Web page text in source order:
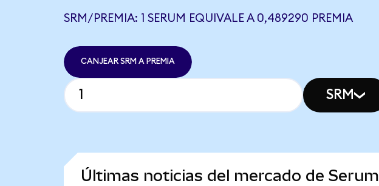
SRM/PREMIA: 1 SERUM EQUIVALE A 0,489290 PREMIA
CANJEAR SRM A PREMIA
SRM
Últimas noticias del mercado de Serum